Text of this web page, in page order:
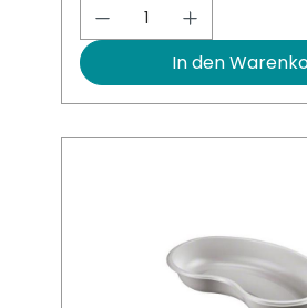
Produkt Anzahl:
In den